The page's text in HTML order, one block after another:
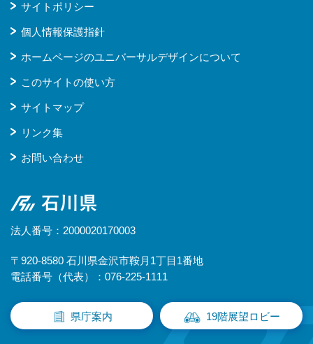
サイトポリシー
個人情報保護指針
ホームページのユニバーサルデザインについて
このサイトの使い方
サイトマップ
リンク集
お問い合わせ
石川県
法人番号：2000020170003
〒920-8580 石川県金沢市鞍月1丁目1番地
電話番号（代表）：076-225-1111
県庁案内 19階展望ロビー